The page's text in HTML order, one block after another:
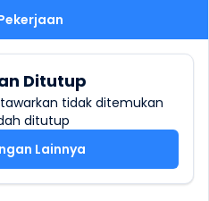
Ditutup
tidak ditemukan
ditutup
Lainnya